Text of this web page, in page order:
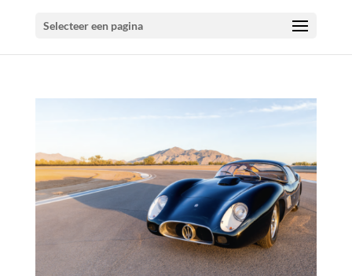
Selecteer een pagina